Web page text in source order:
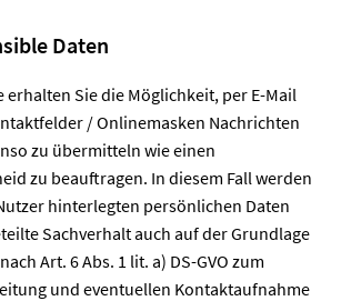
Daten
erhalten Sie die Möglichkeit, per E-Mail
/ Onlinemasken Nachrichten
zu übermitteln wie einen
zu beauftragen. In diesem Fall werden
hinterlegten persönlichen Daten
Sachverhalt auch auf der Grundlage
Art. 6 Abs. 1 lit. a) DS-GVO zum
und eventuellen Kontaktaufnahme